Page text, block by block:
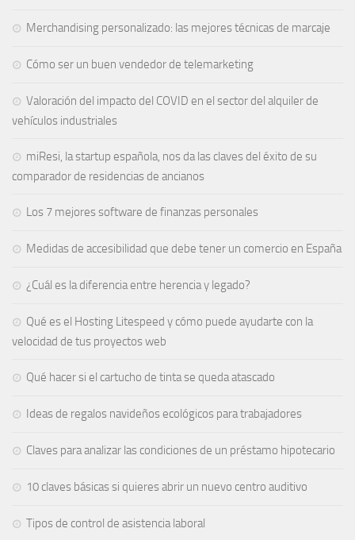
Merchandising personalizado: las mejores técnicas de marcaje
Cómo ser un buen vendedor de telemarketing
Valoración del impacto del COVID en el sector del alquiler de
vehículos industriales
miResi, la startup española, nos da las claves del éxito de su
comparador de residencias de ancianos
Los 7 mejores software de finanzas personales
Medidas de accesibilidad que debe tener un comercio en España
¿Cuál es la diferencia entre herencia y legado?
Qué es el Hosting Litespeed y cómo puede ayudarte con la
velocidad de tus proyectos web
Qué hacer si el cartucho de tinta se queda atascado
Ideas de regalos navideños ecológicos para trabajadores
Claves para analizar las condiciones de un préstamo hipotecario
10 claves básicas si quieres abrir un nuevo centro auditivo
Tipos de control de asistencia laboral